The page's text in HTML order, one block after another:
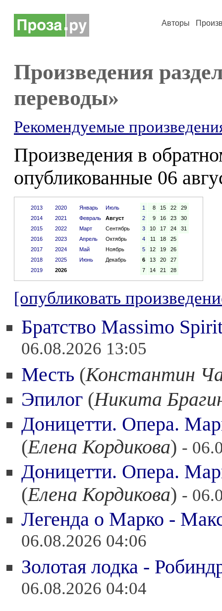
Авторы
Произведения
переводы»
Рекомендуемые
Произведения в
опубликованные 06
2013
2014
2015
2016
2017
2018
2019
2020
2021
2022
2023
2024
2025
2026
Январь
Июль
Февраль
Август
Март
Сентябрь
Апрель
Октябрь
Май
Ноябрь
Июнь
Декабрь
1 8 15 22
29
2
9 16 23
30
3
10 17 24
31
4
11 18
25
5
12 19
26
6
13 20
27
7
14 21 28
[опубликовать
Братство Massimo
06.08.2026 13:05
Месть (Константин
Эпилог (Никита
Доницетти. Опера.
(Елена Кордикова) -
Доницетти. Опера.
(Елена Кордикова) -
Легенда о Марко -
06.08.2026 04:06
Золотая лодка -
06.08.2026 04:04